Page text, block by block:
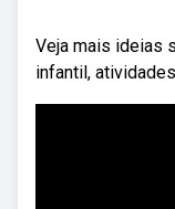
Veja mais ideias
infantil,